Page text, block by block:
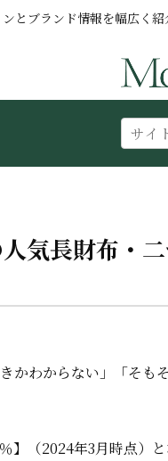
とブランド情報を幅広く
気長財布・
かわからない」「そも
】（2024年3月時点）